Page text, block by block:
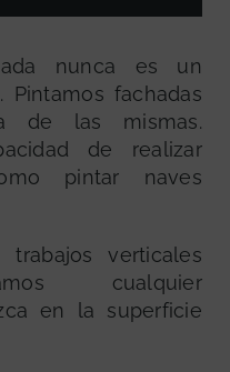
nunca es un
Pintamos fachadas
de las mismas.
de realizar
pintar naves
verticales
cualquier
en la superficie